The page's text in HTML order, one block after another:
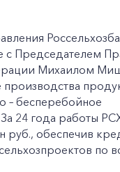
с Председателем
Михаилом
производства
– бесперебойное
24 года работы
руб., обеспечив
по